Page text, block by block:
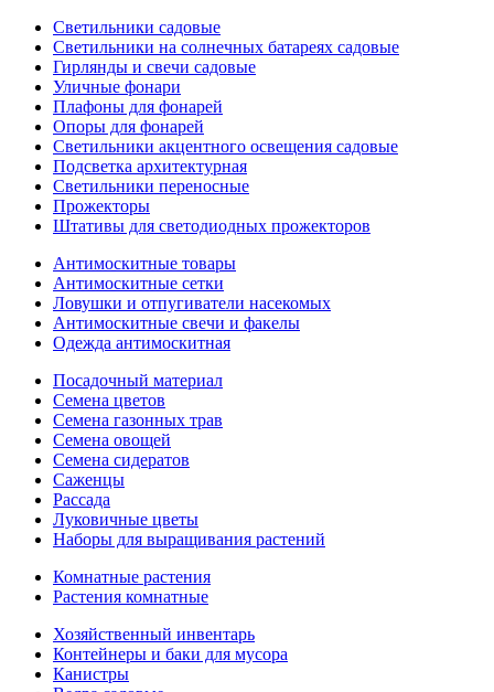
Светильники садовые
Светильники на солнечных батареях садовые
Гирлянды и свечи садовые
Уличные фонари
Плафоны для фонарей
Опоры для фонарей
Светильники акцентного освещения садовые
Подсветка архитектурная
Светильники переносные
Прожекторы
Штативы для светодиодных прожекторов
Антимоскитные товары
Антимоскитные сетки
Ловушки и отпугиватели насекомых
Антимоскитные свечи и факелы
Одежда антимоскитная
Посадочный материал
Семена цветов
Семена газонных трав
Семена овощей
Семена сидератов
Саженцы
Рассада
Луковичные цветы
Наборы для выращивания растений
Комнатные растения
Растения комнатные
Хозяйственный инвентарь
Контейнеры и баки для мусора
Канистры